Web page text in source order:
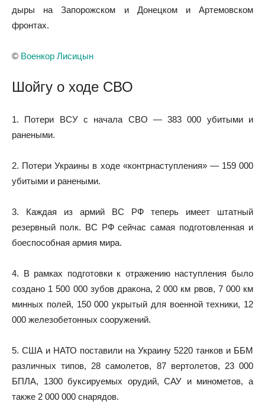
дыры на Запорожском и Донецком и Артемовском
фронтах.
© Военкор Лисицын
Шойгу о ходе СВО
1. Потери ВСУ с начала СВО — 383 000 убитыми и
ранеными.
2. Потери Украины в ходе «контрнаступления» — 159 000
убитыми и ранеными.
3. Каждая из армий ВС РФ теперь имеет штатный
резервный полк. ВС РФ сейчас самая подготовленная и
боеспособная армия мира.
4. В рамках подготовки к отражению наступления было
создано 1 500 000 зубов дракона, 2 000 км рвов, 7 000 км
минных полей, 150 000 укрытый для военной техники, 12
000 железобетонных сооружений.
5. США и НАТО поставили на Украину 5220 танков и ББМ
различных типов, 28 самолетов, 87 вертолетов, 23 000
БПЛА, 1300 буксируемых орудий, САУ и минометов, а
также 2 000 000 снарядов.